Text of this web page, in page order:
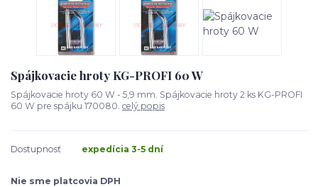
Spájkovacie hroty KG-PROFI 60 W
Spájkovacie hroty 60 W - 5,9 mm. Spájkovacie hroty 2 ks KG-PROFI
60 W pre spájku 170080. celý popis
Dostupnosť expedícia 3-5 dní
Nie sme platcovia DPH